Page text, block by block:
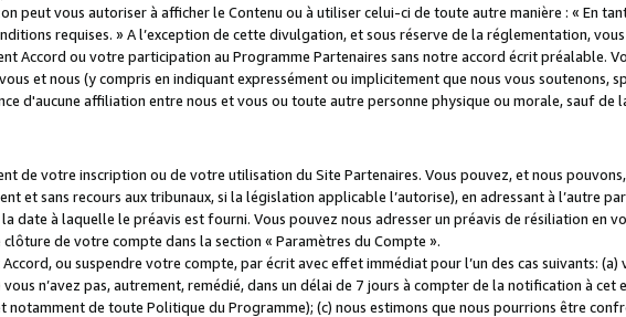
peut vous autoriser à afficher le Contenu ou à utiliser celui-ci de toute autre manière : « En
requises. » A l’exception de cette divulgation, et sous réserve de la réglementation,
Accord ou votre participation au Programme Partenaires sans notre accord écrit préalable.
et nous (y compris en indiquant expressément ou implicitement que nous vous soutenons,
d'aucune affiliation entre nous et vous ou toute autre personne physique ou morale, sauf de
de votre inscription ou de votre utilisation du Site Partenaires. Vous pouvez, et nous
et sans recours aux tribunaux, si la législation applicable l’autorise), en adressant à l’autre
date à laquelle le préavis est fourni. Vous pouvez nous adresser un préavis de résiliation en
de votre compte dans la section « Paramètres du Compte ».
ou suspendre votre compte, par écrit avec effet immédiat pour l’un des cas suivants: (a)
n’avez pas, autrement, remédié, dans un délai de 7 jours à compter de la notification à cet
de toute Politique du Programme); (c) nous estimons que nous pourrions être